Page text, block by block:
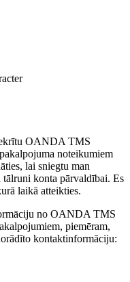
OANDA TMS
pakalpojuma noteikumiem
lai sniegtu man
tālruni konta pārvaldībai. Es
laikā atteikties.
no OANDA TMS
piemēram,
kontaktinformāciju: